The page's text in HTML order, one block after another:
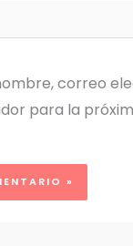
correo
para la